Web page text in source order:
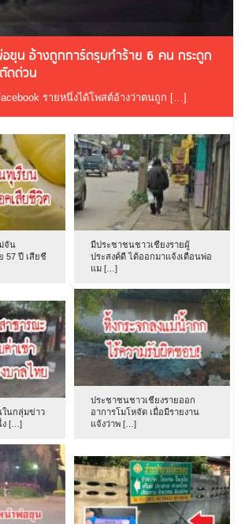
ขุน อ้างถูกการ์ดรุมทำร้าย 6 คน กระดูก
ดด่วน
รายหนึ่งได้โพสต์อ้างว่าตนถูก […]
จัน
57 ปี เสียชี
มีประชาชนชาวเชียงรายผู้
ประสงค์ดี ได้ออกมาแจ้งเตือนพ่อ
แม […]
ในกลุ่มข่าว
ง […]
ประชาชนชาวเชียงรายออก
อาการโมโหจัด เมื่อมีรายงาน
แจ้งว่าพ […]